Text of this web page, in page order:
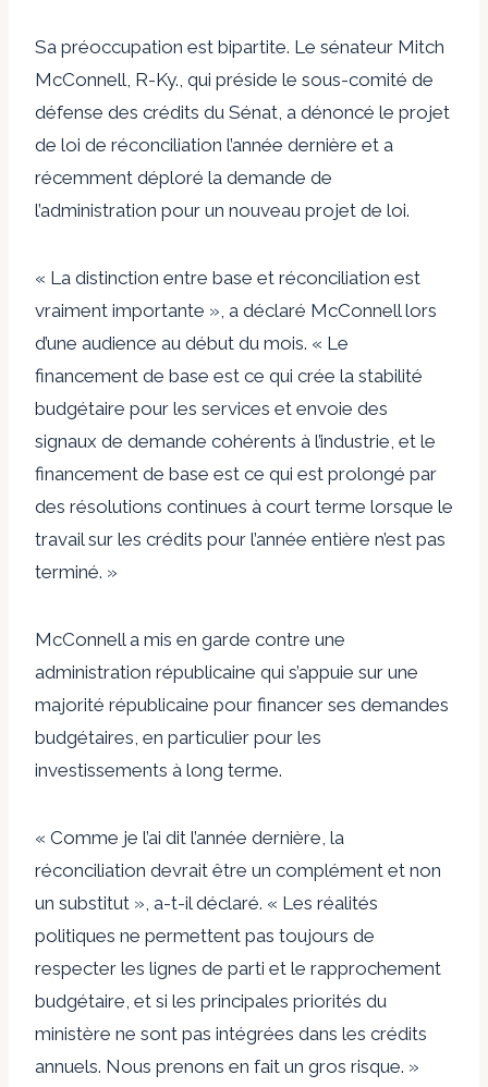
Sa préoccupation est bipartite. Le sénateur Mitch
McConnell, R-Ky., qui préside le sous-comité de
défense des crédits du Sénat, a dénoncé le projet
de loi de réconciliation l’année dernière et a
récemment déploré la demande de
l’administration pour un nouveau projet de loi.
« La distinction entre base et réconciliation est
vraiment importante », a déclaré McConnell lors
d’une audience au début du mois. « Le
financement de base est ce qui crée la stabilité
budgétaire pour les services et envoie des
signaux de demande cohérents à l’industrie, et le
financement de base est ce qui est prolongé par
des résolutions continues à court terme lorsque le
travail sur les crédits pour l’année entière n’est pas
terminé. »
McConnell a mis en garde contre une
administration républicaine qui s’appuie sur une
majorité républicaine pour financer ses demandes
budgétaires, en particulier pour les
investissements à long terme.
« Comme je l’ai dit l’année dernière, la
réconciliation devrait être un complément et non
un substitut », a-t-il déclaré. « Les réalités
politiques ne permettent pas toujours de
respecter les lignes de parti et le rapprochement
budgétaire, et si les principales priorités du
ministère ne sont pas intégrées dans les crédits
annuels. Nous prenons en fait un gros risque. »